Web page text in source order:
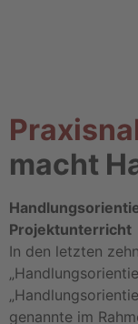
macht
Projektunterricht
In den letzten
genannte im